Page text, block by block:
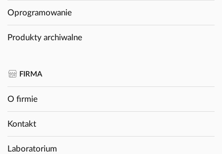
Oprogramowanie
Produkty archiwalne
FIRMA
O firmie
Kontakt
Laboratorium